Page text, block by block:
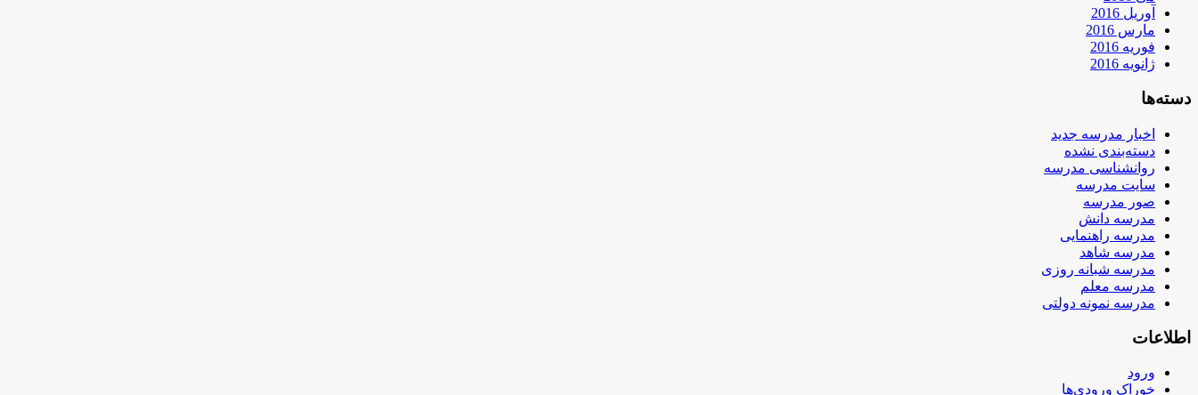
آوریل 2016
مارس 2016
فوریه 2016
ژانویه 2016
دسته‌ها
اخبار مدرسه جدید
دسته‌بندی نشده
روانشناسی مدرسه
سایت مدرسه
صور مدرسه
مدرسه دانش
مدرسه راهنمایی
مدرسه شاهد
مدرسه شبانه روزی
مدرسه معلم
مدرسه نمونه دولتی
اطلاعات
ورود
خوراک ورودی‌ها